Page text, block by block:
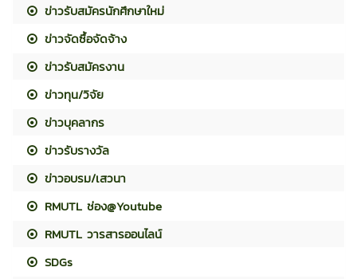
ข่าวรับสมัครนักศึกษาใหม่
ข่าวจัดซื้อจัดจ้าง
ข่าวรับสมัครงาน
ข่าวทุน/วิจัย
ข่าวบุคลากร
ข่าวรับรางวัล
ข่าวอบรม/เสวนา
RMUTL ช่อง@Youtube
RMUTL วารสารออนไลน์
SDGs